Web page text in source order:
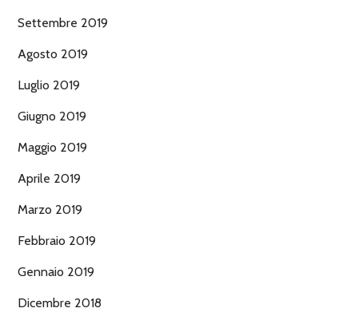
Settembre 2019
Agosto 2019
Luglio 2019
Giugno 2019
Maggio 2019
Aprile 2019
Marzo 2019
Febbraio 2019
Gennaio 2019
Dicembre 2018